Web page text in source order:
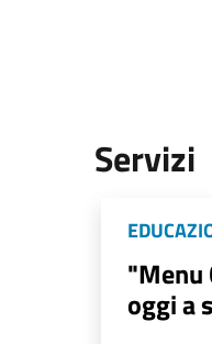
Servizi
"Menu
oggi a